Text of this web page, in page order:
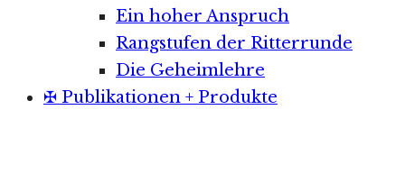
Ein hoher Anspruch
Rangstufen der Ritterrunde
Die Geheimlehre
✠ Publikationen + Produkte